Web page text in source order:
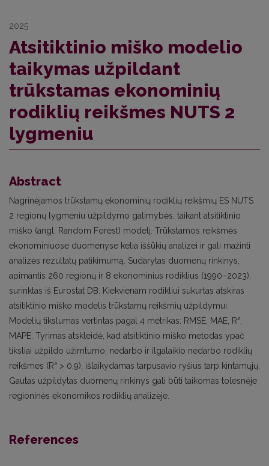
2025
Atsitiktinio miško modelio
taikymas užpildant
trūkstamas ekonominių
rodiklių reikšmes NUTS 2
lygmeniu
Abstract
Nagrinėjamos trūkstamų ekonominių rodiklių reikšmių ES NUTS
2 regionų lygmeniu užpildymo galimybės, taikant atsitiktinio
miško (angl. Random Forest) modelį. Trūkstamos reikšmės
ekonominiuose duomenyse kelia iššūkių analizei ir gali mažinti
analizės rezultatų patikimumą. Sudarytas duomenų rinkinys,
apimantis 260 regionų ir 8 ekonominius rodiklius (1990–2023),
surinktas iš Eurostat DB. Kiekvienam rodikliui sukurtas atskiras
atsitiktinio miško modelis trūkstamų reikšmių užpildymui.
Modelių tikslumas vertintas pagal 4 metrikas: RMSE, MAE, R²,
MAPE. Tyrimas atskleidė, kad atsitiktinio miško metodas ypač
tiksliai užpildo užimtumo, nedarbo ir ilgalaikio nedarbo rodiklių
reikšmes (R² > 0,9), išlaikydamas tarpusavio ryšius tarp kintamųjų.
Gautas užpildytas duomenų rinkinys gali būti taikomas tolesnėje
regioninės ekonomikos rodiklių analizėje.
References